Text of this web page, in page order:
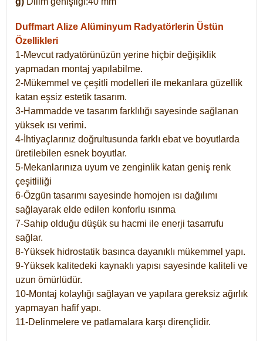
Duffmart Alize Alüminyum Radyatörlerin Üstün
Özellikleri
1-Mevcut radyatörünüzün yerine hiçbir değişiklik
yapmadan montaj yapılabilme.
2-Mükemmel ve çeşitli modelleri ile mekanlara güzellik
katan eşsiz estetik tasarım.
3-Hammadde ve tasarım farklılığı sayesinde sağlanan
yüksek ısı verimi.
4-İhtiyaçlarınız doğrultusunda farklı ebat ve boyutlarda
üretilebilen esnek boyutlar.
5-Mekanlarınıza uyum ve zenginlik katan geniş renk
çeşitliliği
6-Özgün tasarımı sayesinde homojen ısı dağılımı
sağlayarak elde edilen konforlu ısınma
7-Sahip olduğu düşük su hacmi ile enerji tasarrufu
sağlar.
8-Yüksek hidrostatik basınca dayanıklı mükemmel yapı.
9-Yüksek kalitedeki kaynaklı yapısı sayesinde kaliteli ve
uzun ömürlüdür.
10-Montaj kolaylığı sağlayan ve yapılara gereksiz ağırlık
yapmayan hafif yapı.
11-Delinmelere ve patlamalara karşı dirençlidir.